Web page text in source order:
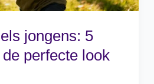
jongens: 5
perfecte look